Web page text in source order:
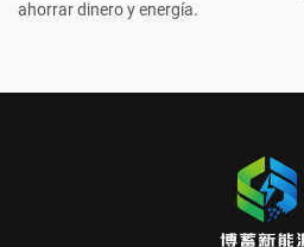
ahorrar dinero y energía.